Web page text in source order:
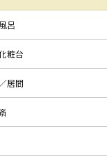
呂
粧台
居間